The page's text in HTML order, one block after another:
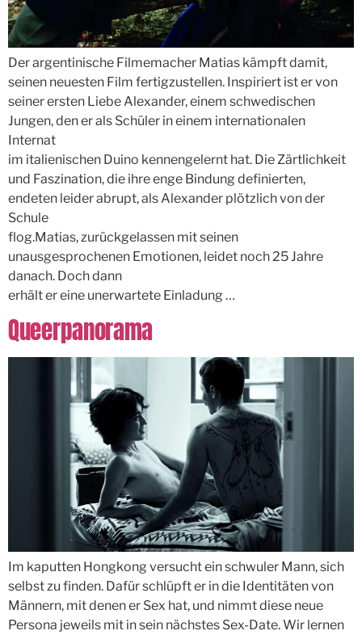
Der argentinische Filmemacher Matias kämpft damit,
seinen neuesten Film fertigzustellen. Inspiriert ist er von
seiner ersten Liebe Alexander, einem schwedischen
Jungen, den er als Schüler in einem internationalen
Internat
im italienischen Duino kennengelernt hat. Die Zärtlichkeit
und Faszination, die ihre enge Bindung definierten,
endeten leider abrupt, als Alexander plötzlich von der
Schule
flog.Matias, zurückgelassen mit seinen
unausgesprochenen Emotionen, leidet noch 25 Jahre
danach. Doch dann
erhält er eine unerwartete Einladung …
Queerpanorama
Im kaputten Hongkong versucht ein schwuler Mann, sich
selbst zu finden. Dafür schlüpft er in die Identitäten von
Männern, mit denen er Sex hat, und nimmt diese neue
Persona jeweils mit in sein nächstes Sex-Date. Wir lernen